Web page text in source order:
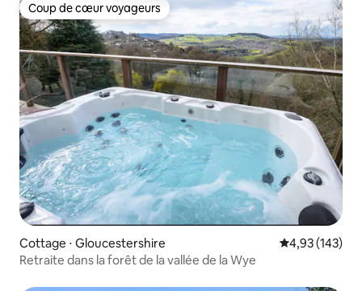
Coup de cœur voyageurs
Coup de cœur voyageurs
Cottage ⋅ Gloucestershire Évaluation
4,93 (143)
Retraite dans la forêt de la vallée de la Wye